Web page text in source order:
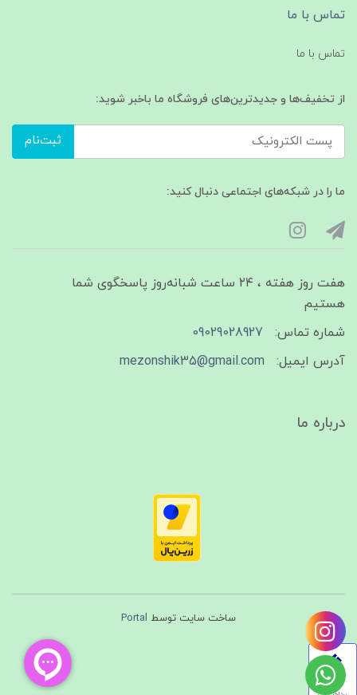
تماس با ما
تماس با ما
از تخفیف‌ها و جدیدترین‌های فروشگاه ما باخبر شوید:
ثبت‌نام
ما را در شبکه‌های اجتماعی دنبال کنید:
هفت روز هفته ، ۲۴ ساعت شبانه‌روز پاسخگوی شما
هستیم
شماره تماس:
09029028927
آدرس ایمیل:
mezonshik35@gmail.com
درباره ما
ساخت سایت توسط Portal